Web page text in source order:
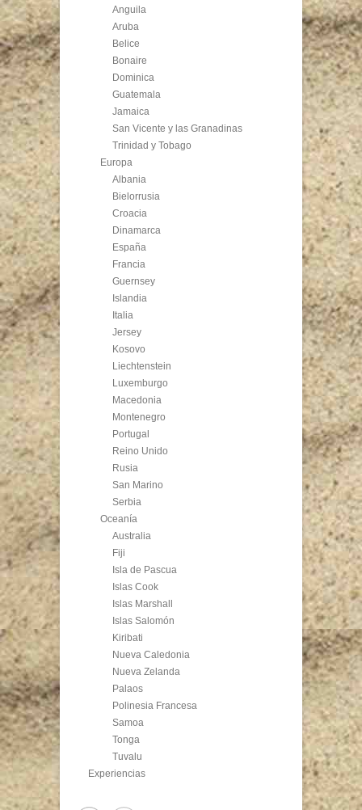
Anguila
Aruba
Belice
Bonaire
Dominica
Guatemala
Jamaica
San Vicente y las Granadinas
Trinidad y Tobago
Europa
Albania
Bielorrusia
Croacia
Dinamarca
España
Francia
Guernsey
Islandia
Italia
Jersey
Kosovo
Liechtenstein
Luxemburgo
Macedonia
Montenegro
Portugal
Reino Unido
Rusia
San Marino
Serbia
Oceanía
Australia
Fiji
Isla de Pascua
Islas Cook
Islas Marshall
Islas Salomón
Kiribati
Nueva Caledonia
Nueva Zelanda
Palaos
Polinesia Francesa
Samoa
Tonga
Tuvalu
Experiencias